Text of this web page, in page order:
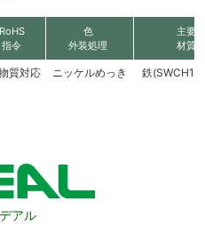
RoHS
指令
色
外装処理
主要
材質
質対応 ニッケルめっき 鉄
アル